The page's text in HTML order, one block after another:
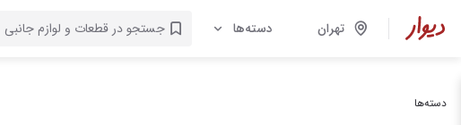
تهران دسته‌ها
دسته‌ها